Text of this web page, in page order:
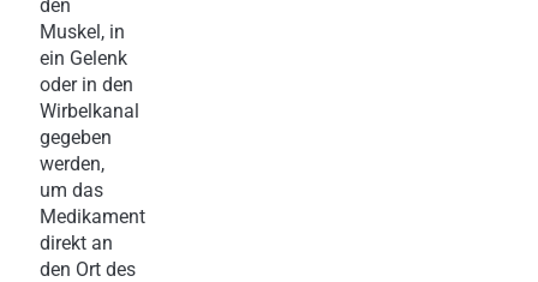
den
Muskel, in
ein Gelenk
oder in den
Wirbelkanal
gegeben
werden,
um das
Medikament
direkt an
den Ort des